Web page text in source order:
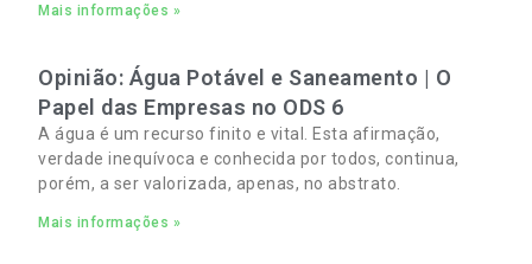
e familiares cada vez mais apertados.
Mais informações »
Opinião: Água Potável e Saneamento | O
Papel das Empresas no ODS 6
A água é um recurso finito e vital. Esta afirmação,
verdade inequívoca e conhecida por todos, continua,
porém, a ser valorizada, apenas, no abstrato.
Mais informações »